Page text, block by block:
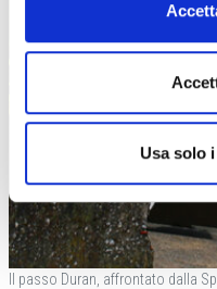
Usa solo
Il passo Duran, affrontato dalla